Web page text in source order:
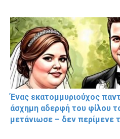
Ένας εκατομμυριούχος
άσχημη αδερφή του φίλου
μετάνιωσε – δεν περίμενε